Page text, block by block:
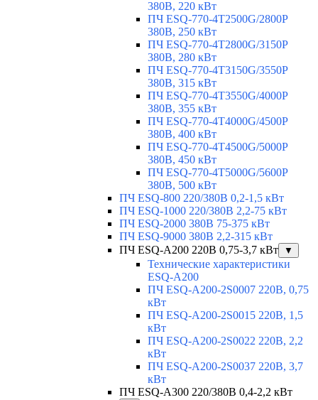
380В, 220 кВт
ПЧ ESQ-770-4T2500G/2800P
380В, 250 кВт
ПЧ ESQ-770-4T2800G/3150P
380В, 280 кВт
ПЧ ESQ-770-4T3150G/3550P
380В, 315 кВт
ПЧ ESQ-770-4T3550G/4000P
380В, 355 кВт
ПЧ ESQ-770-4T4000G/4500P
380В, 400 кВт
ПЧ ESQ-770-4T4500G/5000P
380В, 450 кВт
ПЧ ESQ-770-4T5000G/5600P
380В, 500 кВт
ПЧ ESQ-800 220/380В 0,2-1,5 кВт
ПЧ ESQ-1000 220/380В 2,2-75 кВт
ПЧ ESQ-2000 380В 75-375 кВт
ПЧ ESQ-9000 380В 2,2-315 кВт
ПЧ ESQ-A200 220В 0,75-3,7 кВт
▼
Технические характеристики
ESQ-A200
ПЧ ESQ-A200-2S0007 220В, 0,75
кВт
ПЧ ESQ-A200-2S0015 220В, 1,5
кВт
ПЧ ESQ-A200-2S0022 220В, 2,2
кВт
ПЧ ESQ-A200-2S0037 220В, 3,7
кВт
ПЧ ESQ-A300 220/380В 0,4-2,2 кВт